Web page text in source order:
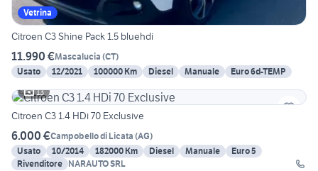
Vetrina
Citroen C3 Shine Pack 1.5 bluehdi
11.990 €Mascalucia (CT)
Usato
12/2021 100000 Km Diesel Manuale
Euro 6d-TEMP
13
Citroen C3 1.4 HDi 70 Exclusive
6.000 €Campobello di Licata (AG)
Usato
10/2014 182000 Km Diesel Manuale
Euro 5
Rivenditore NARAUTO SRL